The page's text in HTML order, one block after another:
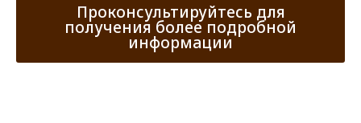
Проконсультируйтесь для
получения более подробной
информации